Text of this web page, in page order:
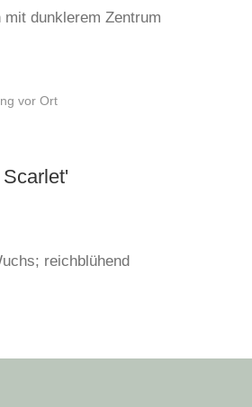
dunklerem Zentrum
vor Ort
reichblühend